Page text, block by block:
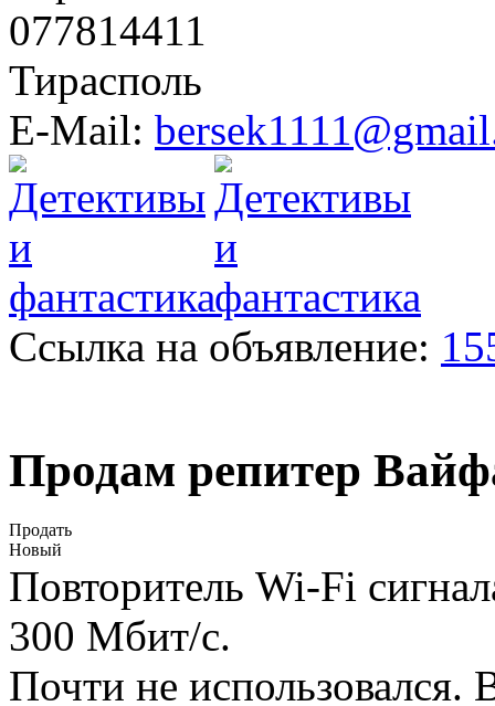
077814411
Тирасполь
E-Mail:
Ссылка на объявление:
Продам репитер
Продать
Новый
Повторитель Wi-Fi
300 Мбит/с.
Почти не использовался.